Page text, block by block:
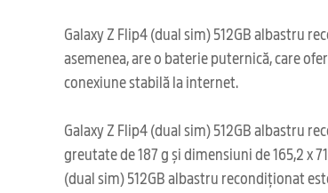
Galaxy Z Flip4 (dual sim) 512GB albastru
asemenea, are o baterie puternică, care
conexiune stabilă la internet.
Galaxy Z Flip4 (dual sim) 512GB albastru
greutate de 187 g și dimensiuni de 165,2 x
(dual sim) 512GB albastru recondiționat